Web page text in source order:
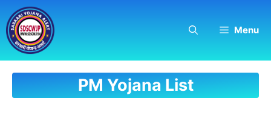
Skip
to
content
Menu
PM Yojana List